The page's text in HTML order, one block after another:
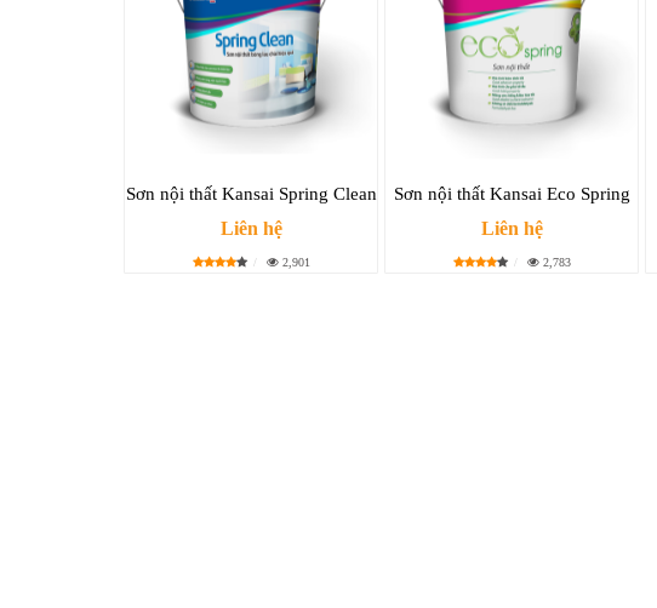
Sơn nội thất Kansai Spring Clean
Liên hệ
2,901
Sơn nội thất Kansai Eco Spring
Liên hệ
2,783